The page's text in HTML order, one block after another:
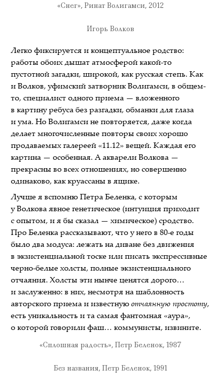
«Снег», Ринат Волигамси, 2012
Игорь Волков
Легко фиксируется и концептуальное родство:
работы обоих дышат атмосферой какой-то
пустотной загадки, широкой, как русская степь. Как
и Волков, уфимский затворник Волигамси, в общем-
то, специалист одного приема — вложенного
в картину ребуса без разгадки, обманки для глаза
и ума. Но Волигамси не повторяется, даже когда
делает многочисленные повторы своих хорошо
продаваемых галереей «11.12» вещей. Каждая его
картина — особенная. А акварели Волкова —
прекрасны во всех отношениях, но совершенно
одинаково, как круассаны в ящике.
Лучше я вспомню Петра Беленка, с которым
у Волкова явное генетическое (интуиция приходит
с опытом, и я бы сказал — химическое) сродство.
Про Беленка рассказывают, что у него в 80-е годы
было два модуса: лежать на диване без движения
в экзистенциальной тоске или писать экспрессивные
черно-белые холсты, полные экзистенциального
отчаяния. Холсты эти нынче ценятся дорого…
и заслуженно: в них, несмотря на шаблонность
авторского приема и известнуюотчаянную простоту,
есть уникальность и та самая фантомная «аура»,
о которой говорили фаш… коммунисты, извините.
«Сплошная радость», Петр Беленок, 1987
Без названия, Петр Беленок, 1991